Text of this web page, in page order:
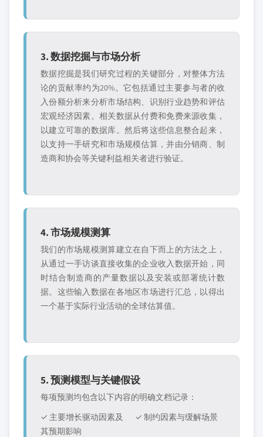
3. 数据挖掘与市场分析
数据挖掘是我们研究过程的关键部分，对整体方法
论的贡献率约为20%。它包括通过主要参与者的收
入份额分析来分析市场结构、识别行业趋势和评估
宏观经济因素。相关数据从付费和免费来源收集，
以建立可靠的数据库。然后将这些信息整合起来，
以支持一手研究和市场规模估算，并由分销商、制
造商和协会等关键利益相关者进行验证。
4. 市场规模测算
我们的市场规模测算建立在自下而上的方法之上，
从通过一手访谈直接收集的企业收入数据开始，同
时结合制造商的产量数据以及安装或部署统计数
据。这些输入数据在各地区市场进行汇总，以得出
一个基于实际行业活动的全球估算值。
5. 预测模型与关键假设
每项预测均包含以下内容的明确文档记录：
✓ 主要增长驱动因素及
其预期影响
✓ 制约因素与缓解场景